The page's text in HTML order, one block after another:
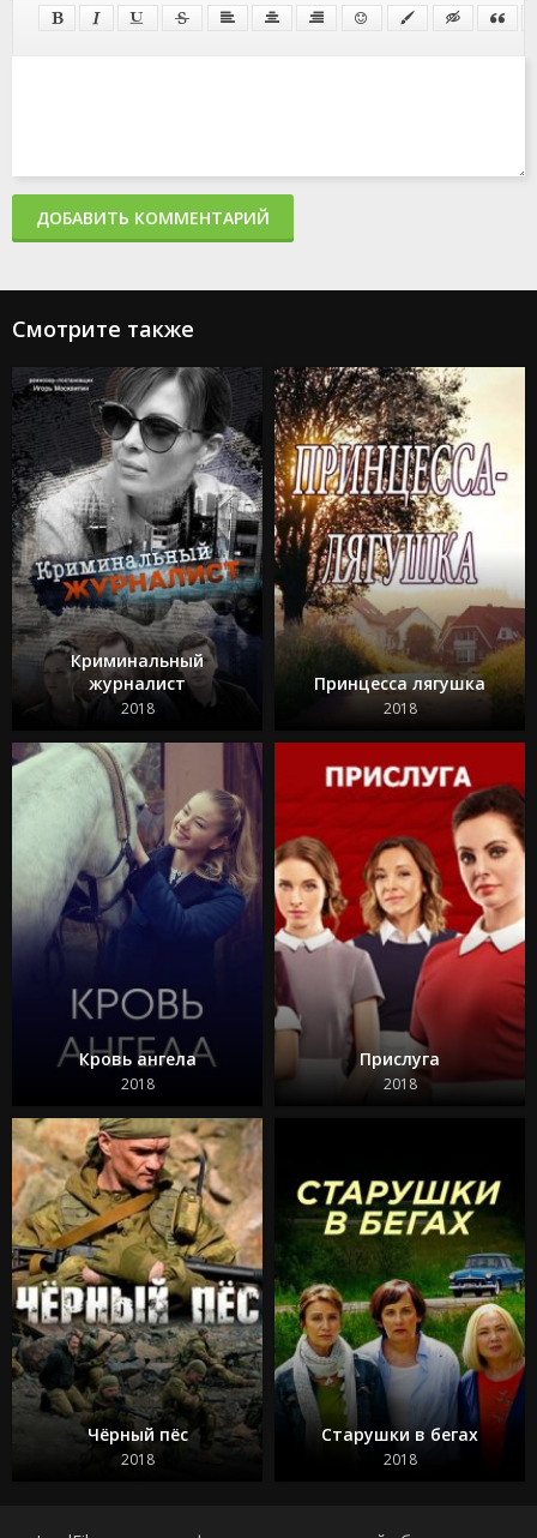
ДОБАВИТЬ КОММЕНТАРИЙ
Смотрите также
Криминальный
журналист
2018
Принцесса лягушка
2018
Кровь ангела
2018
Прислуга
2018
Чёрный пёс
2018
Старушки в бегах
2018